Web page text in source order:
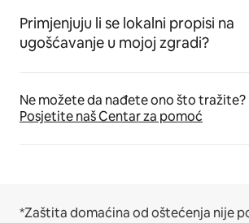
Primjenjuju li se lokalni propisi na
ugošćavanje u mojoj zgradi?
Ne možete da nađete ono što tražite?
Posjetite naš Centar za pomoć
*Zaštita domaćina od oštećenja nije